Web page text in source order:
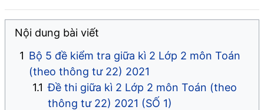
Nội dung bài viết
Bộ 5 đề kiểm tra giữa kì 2 Lớp 2 môn Toán
(theo thông tư 22) 2021
Đề thi giữa kì 2 Lớp 2 môn Toán (theo
thông tư 22) 2021 (SỐ 1)